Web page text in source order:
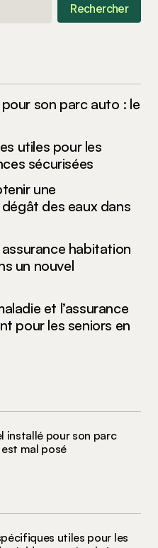
Rechercher
son parc auto : le
utiles pour les
sécurisées
une
des eaux dans
habitation
un nouvel
et l’assurance
pour les seniors en
installé pour son parc
mal posé
utiles pour les